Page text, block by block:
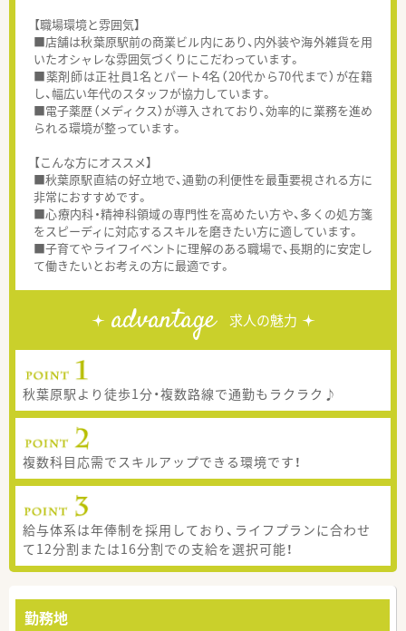
【職場環境と雰囲気】
■店舗は秋葉原駅前の商業ビル内にあり、内外装や海外雑貨を用
いたオシャレな雰囲気づくりにこだわっています。
■薬剤師は正社員1名とパート4名（20代から70代まで）が在籍
し、幅広い年代のスタッフが協力しています。
■電子薬歴（メディクス）が導入されており、効率的に業務を進め
られる環境が整っています。
【こんな方にオススメ】
■秋葉原駅直結の好立地で、通勤の利便性を最重要視される方に
非常におすすめです。
■心療内科・精神科領域の専門性を高めたい方や、多くの処方箋
をスピーディに対応するスキルを磨きたい方に適しています。
■子育てやライフイベントに理解のある職場で、長期的に安定し
て働きたいとお考えの方に最適です。
advantage 求人の魅力
秋葉原駅より徒歩1分・複数路線で通勤もラクラク♪
複数科目応需でスキルアップできる環境です！
給与体系は年俸制を採用しており、ライフプランに合わせ
て12分割または16分割での支給を選択可能！
勤務地